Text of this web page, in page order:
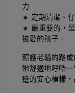
力
🔸 定期清潔、
🔸 最重要的，
被愛的孩子」
照護老貓的路
牠舒適地呼嚕
邊的安心模樣，